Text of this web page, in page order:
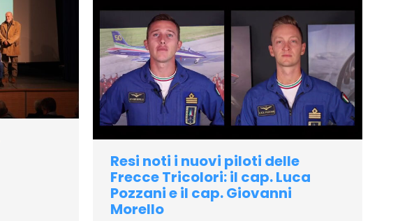
Resi noti i nuovi piloti delle
Frecce Tricolori: il cap. Luca
Pozzani e il cap. Giovanni
Morello